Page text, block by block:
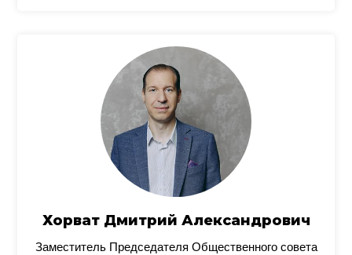
Хорват Дмитрий Александрович
Заместитель Председателя Общественного совета